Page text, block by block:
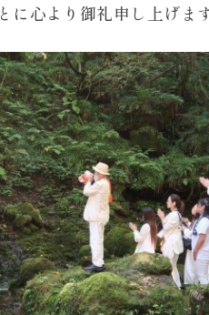
に心より御礼申し上げま